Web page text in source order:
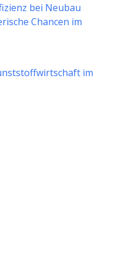
bei Neubau
Chancen im
im